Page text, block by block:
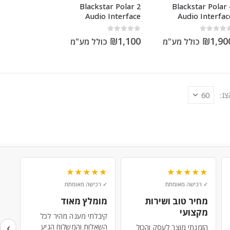
Blackstar Polar
Audio
₪ כולל מע"מ
Blackstar Polar 2
Audio Interface
₪1,100 כולל מע"מ
★★★★★
✓ רכישה מאומתת
מומלץ מאוד
קיבלתי מענה מהיר לכל
השאלות והמשלוח הגיע
★★★★★
✓ רכישה מאומתת
מחיר טוב ושירות
מקצועי
הזמנתי מוצר לעסק והכול